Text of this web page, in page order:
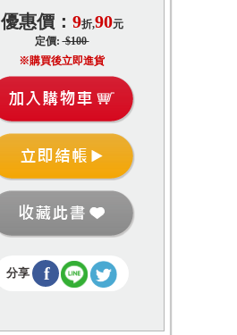
優惠價： 9折,90元
定價:$100
※購買後立即進貨
分享 f